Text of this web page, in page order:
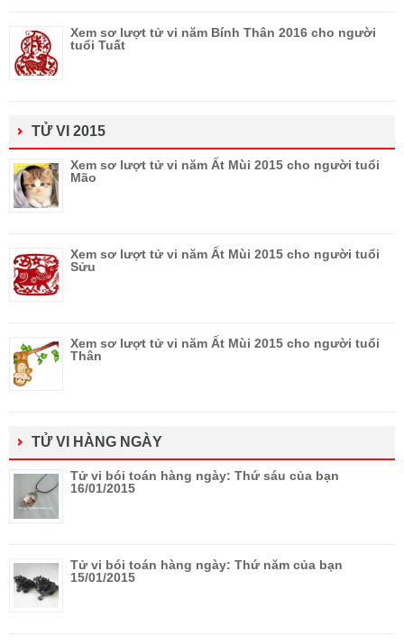
Xem sơ lượt tử vi năm Bính Thân 2016 cho người
tuổi Tuất
TỬ VI 2015
Xem sơ lượt tử vi năm Ất Mùi 2015 cho người tuổi
Mão
Xem sơ lượt tử vi năm Ất Mùi 2015 cho người tuổi
Sửu
Xem sơ lượt tử vi năm Ất Mùi 2015 cho người tuổi
Thân
TỬ VI HÀNG NGÀY
Tử vi bói toán hàng ngày: Thứ sáu của bạn
16/01/2015
Tử vi bói toán hàng ngày: Thứ năm của bạn
15/01/2015